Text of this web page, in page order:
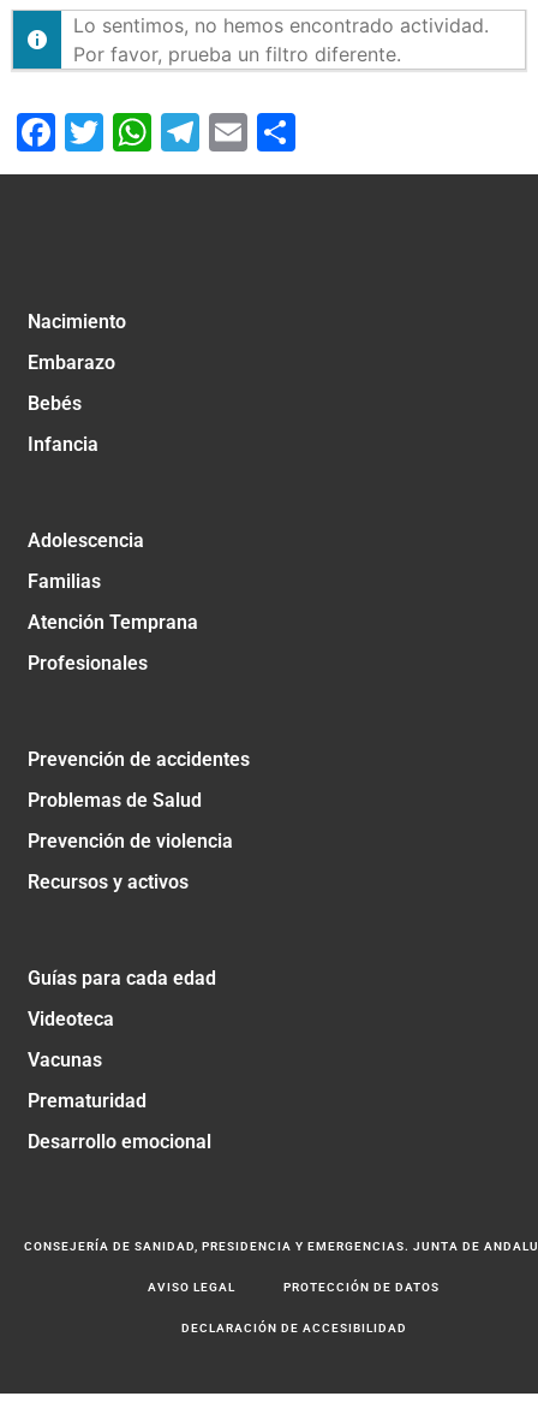
Lo sentimos, no hemos encontrado actividad.
Por favor, prueba un filtro diferente.
Facebook
Twitter
WhatsApp
Telegram
Email
Nacimiento
Embarazo
Bebés
Infancia
Adolescencia
Familias
Atención Temprana
Profesionales
Prevención de accidentes
Problemas de Salud
Prevención de violencia
Recursos y activos
Guías para cada edad
Videoteca
Vacunas
Prematuridad
Desarrollo emocional
CONSEJERÍA DE SANIDAD, PRESIDENCIA Y EMERGENCIAS. JUNTA DE
AVISO LEGAL PROTECCIÓN DE DATOS
DECLARACIÓN DE ACCESIBILIDAD